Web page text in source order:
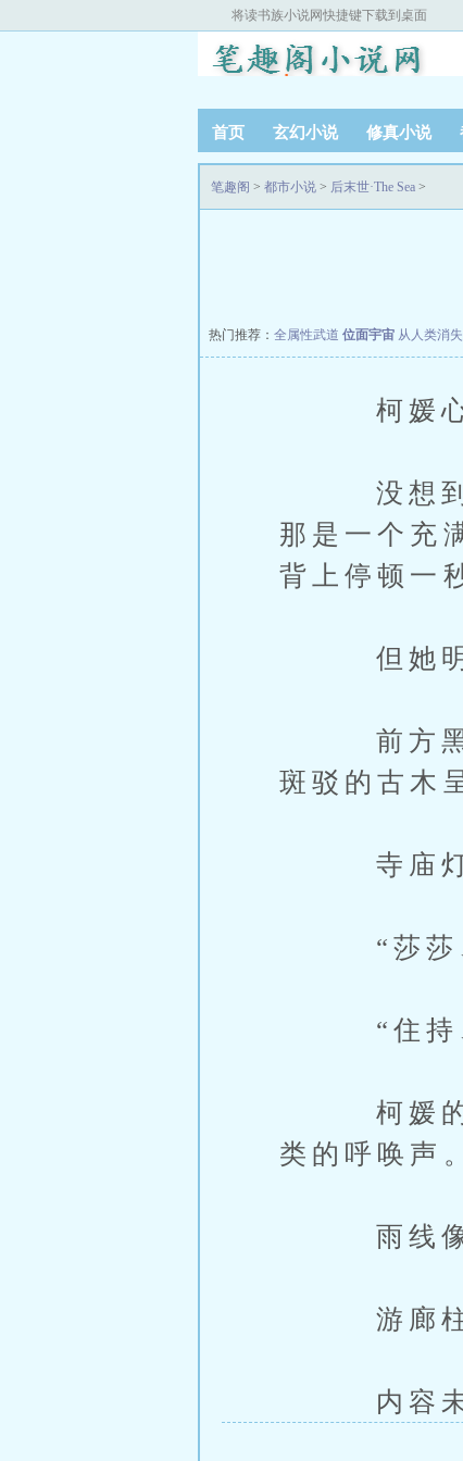
将读书族小说网快捷键下载到桌面
首页 玄幻小说 修真小说
笔趣阁 > 都市小说 > 后末世·The Sea >
热门推荐： 全属性武道 位面宇宙 从人类消
柯媛心急
没想到
那是一个充
背上停顿一
但她明白
前方黑洞
斑驳的古木
寺庙灯光
“莎莎、
“住持、
柯媛的声
类的呼唤声。
雨线像针
游廊柱
内容未完